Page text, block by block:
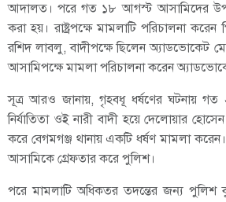
আদালত। পরে গত ১৮ আগস্ট আসামিদের
করা হয়। রাষ্ট্রপক্ষে মামলাটি পরিচালনা
রশিদ লাবলু, বাদীপক্ষে ছিলেন অ্যাডভোকেট
আসামিপক্ষে মামলা পরিচালনা করেন
সূত্র আরও জানায়, গৃহবধূ ধর্ষণের ঘটনায়
নির্যাতিতা ওই নারী বাদী হয়ে দেলোয়ার
করে বেগমগঞ্জ থানায় একটি ধর্ষণ মামলা
আসামিকে গ্রেফতার করে পুলিশ।
পরে মামলাটি অধিকতর তদন্তের জন্য পুলিশ